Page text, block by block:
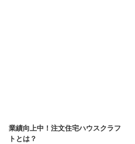
業績向上中！注文住宅ハウスクラフ
トとは？